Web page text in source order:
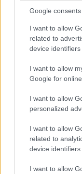
Google consents
I want to allow
related to
device identifiers
I want to allow
Google for
I want to allow
personalized
I want to allow
related to
device identifiers
I want to allow
A korábban az
campusának
keresik a kivitelezőket.
Hazánk egyik